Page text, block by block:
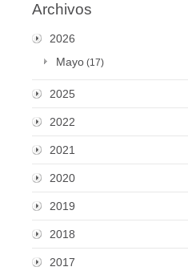
Archivos
2026
Mayo (17)
2025
2022
2021
2020
2019
2018
2017